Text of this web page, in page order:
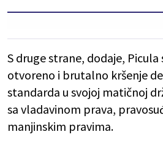
S druge strane, dodaje,
otvoreno i brutalno kršenje
standarda u svojoj matičnoj
sa vladavinom prava,
manjinskim pravima.